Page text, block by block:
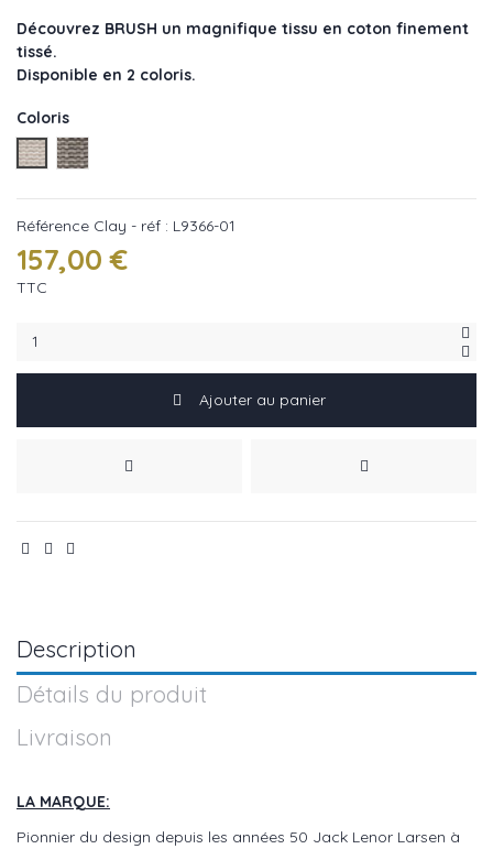
Découvrez BRUSH un magnifique tissu en coton finement
tissé.
Disponible en 2 coloris.
Coloris
Clay - réf : L9366-01
Ebony - réf : L9366-02
Référence Clay - réf : L9366-01
157,00 €
TTC
Ajouter au panier
Description
Détails du produit
Livraison
LA MARQUE:
Pionnier du design depuis les années 50 Jack Lenor Larsen à